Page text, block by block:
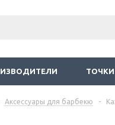
Аксессуары для барбекю -